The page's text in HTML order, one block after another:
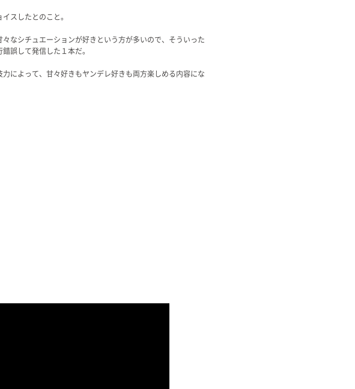
スしたとのこと。
なシチュエーションが好きという方が多いので、そういった
誤して発信した１本だ。
によって、甘々好きもヤンデレ好きも両方楽しめる内容にな